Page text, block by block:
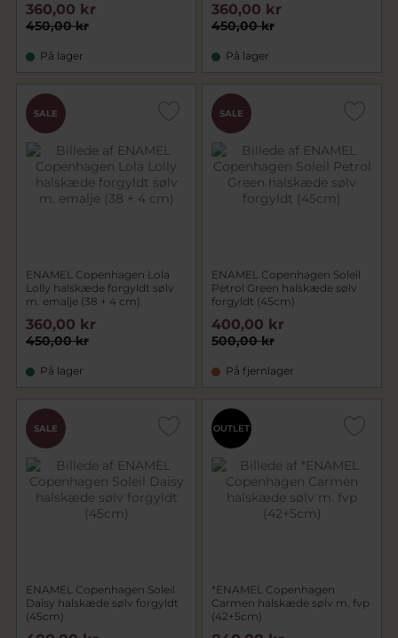
450,00 kr
360,00 kr
På lager
450,00 kr
360,00 kr
På lager
SALE
ENAMEL Copenhagen Lola
Lolly halskæde forgyldt sølv
m. emalje (38 + 4 cm)
450,00 kr
360,00 kr
På lager
SALE
ENAMEL Copenhagen Soleil
Petrol Green halskæde sølv
forgyldt (45cm)
500,00 kr
400,00 kr
På fjernlager
SALE
ENAMEL Copenhagen Soleil
Daisy halskæde sølv forgyldt
(45cm)
OUTLET
*ENAMEL Copenhagen
Carmen halskæde sølv m. fvp
(42+5cm)